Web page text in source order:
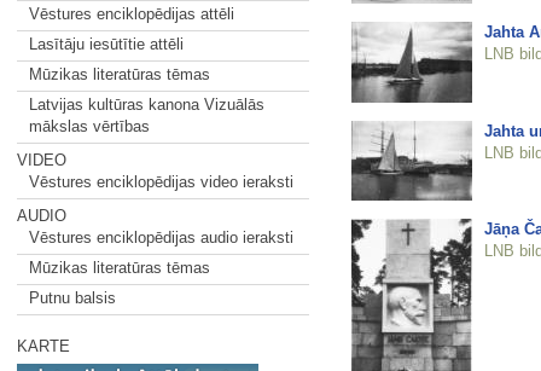
Vēstures enciklopēdijas attēli
Lasītāju iesūtītie attēli
Mūzikas literatūras tēmas
Latvijas kultūras kanona Vizuālās
mākslas vērtības
VIDEO
Vēstures enciklopēdijas video ieraksti
AUDIO
Vēstures enciklopēdijas audio ieraksti
Mūzikas literatūras tēmas
Putnu balsis
KARTE
Jahta
LNB
Jahta
LNB
Jāņa
LNB